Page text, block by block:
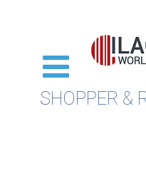
SHOPPER &